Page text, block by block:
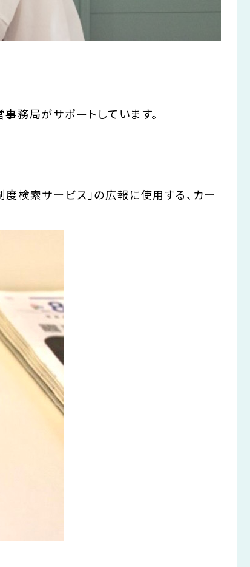
務局がサポートしています。
度検索サービス」の広報に使用する、カー